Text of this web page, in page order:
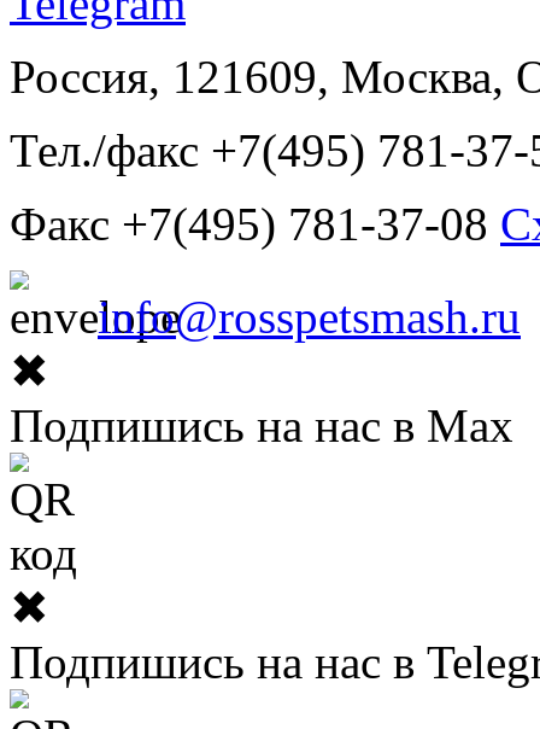
Россия, 121609, Москва,
Тел./факс +7(495) 781-37-
Факс +7(495) 781-37-08
info@rosspetsmash.ru
✖
Подпишись на нас в Max
✖
Подпишись на нас в